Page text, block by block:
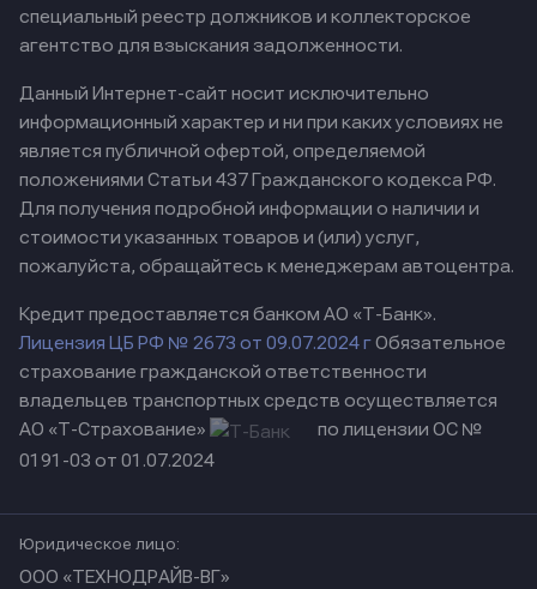
специальный реестр должников и коллекторское
агентство для взыскания задолженности.
Данный Интернет-сайт носит исключительно
информационный характер и ни при каких условиях не
является публичной офертой, определяемой
положениями Статьи 437 Гражданского кодекса РФ.
Для получения подробной информации о наличии и
стоимости указанных товаров и (или) услуг,
пожалуйста, обращайтесь к менеджерам автоцентра.
Кредит предоставляется банком АО «Т-Банк».
Лицензия ЦБ РФ № 2673 от 09.07.2024 гОбязательное
страхование гражданской ответственности
владельцев транспортных средств осуществляется
АО «Т-Страхование»
по лицензии ОС №
0191-03 от 01.07.2024
Юридическое лицо:
ООО «ТЕХНОДРАЙВ-ВГ»